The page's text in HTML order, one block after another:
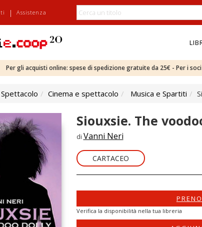
| Assistenza
Per gli acquisti online: spese di spedizione gratuite da 25€ - Per i
Cinema e spettacolo Musica e Spartiti
Siouxsie. The
di Vanni Neri
CARTACEO
Verifica la disponibilità nella tua libreria